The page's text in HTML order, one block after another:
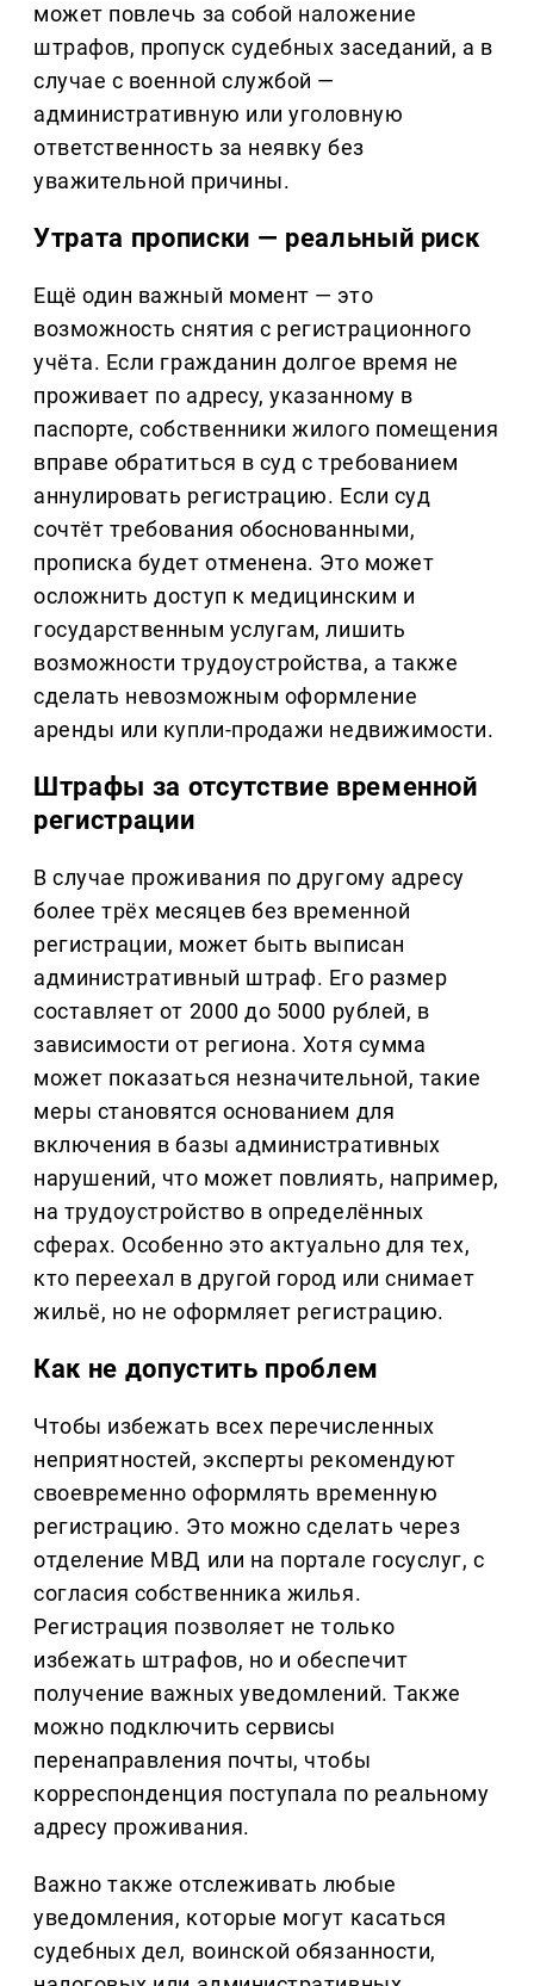
может повлечь за собой наложение
штрафов, пропуск судебных заседаний, а в
случае с военной службой —
административную или уголовную
ответственность за неявку без
уважительной причины.
Утрата прописки — реальный риск
Ещё один важный момент — это
возможность снятия с регистрационного
учёта. Если гражданин долгое время не
проживает по адресу, указанному в
паспорте, собственники жилого помещения
вправе обратиться в суд с требованием
аннулировать регистрацию. Если суд
сочтёт требования обоснованными,
прописка будет отменена. Это может
осложнить доступ к медицинским и
государственным услугам, лишить
возможности трудоустройства, а также
сделать невозможным оформление
аренды или купли-продажи недвижимости.
Штрафы за отсутствие временной
регистрации
В случае проживания по другому адресу
более трёх месяцев без временной
регистрации, может быть выписан
административный штраф. Его размер
составляет от 2000 до 5000 рублей, в
зависимости от региона. Хотя сумма
может показаться незначительной, такие
меры становятся основанием для
включения в базы административных
нарушений, что может повлиять, например,
на трудоустройство в определённых
сферах. Особенно это актуально для тех,
кто переехал в другой город или снимает
жильё, но не оформляет регистрацию.
Как не допустить проблем
Чтобы избежать всех перечисленных
неприятностей, эксперты рекомендуют
своевременно оформлять временную
регистрацию. Это можно сделать через
отделение МВД или на портале госуслуг, с
согласия собственника жилья.
Регистрация позволяет не только
избежать штрафов, но и обеспечит
получение важных уведомлений. Также
можно подключить сервисы
перенаправления почты, чтобы
корреспонденция поступала по реальному
адресу проживания.
Важно также отслеживать любые
уведомления, которые могут касаться
судебных дел, воинской обязанности,